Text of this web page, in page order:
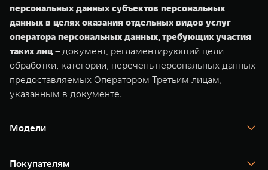
персональных данных субъектов персональных
данных в целях оказания отдельных видов услуг
оператора персональных данных, требующих участия
таких лиц– документ, регламентирующий цели
обработки, категории, перечень персональных данных
предоставляемых Оператором Третьим лицам,
указанным в документе.
Модели
TANK 400
Покупателям